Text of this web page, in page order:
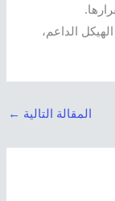
الداعم،
المقالة التالية ←